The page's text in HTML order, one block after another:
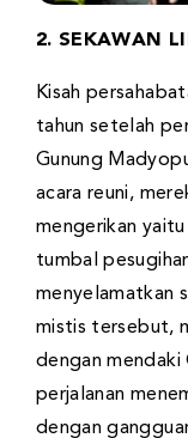
2. SEKAWAN
Kisah
tahun setelah
Gunung
acara reuni,
mengerikan
tumbal
menyelamatkan
mistis tersebut,
dengan mendaki
perjalanan
dengan